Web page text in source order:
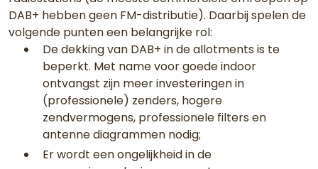
DAB+ hebben geen FM-distributie). Daarbij spelen de
volgende punten een belangrijke rol:
De dekking van DAB+ in de allotments is te
beperkt. Met name voor goede indoor
ontvangst zijn meer investeringen in
(professionele) zenders, hogere
zendvermogens, professionele filters en
antenne diagrammen nodig;
Er wordt een ongelijkheid in de